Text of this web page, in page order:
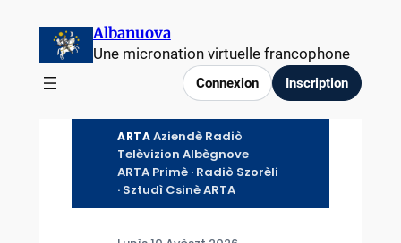
contenu
Albanuova
Une micronation virtuelle francophone
Connexion Inscription
ARTA Aziendè Radiò
Telèvizion Albègnove
ARTA Primè · Radiò Szorèli
· Sztudì Csinè ARTA